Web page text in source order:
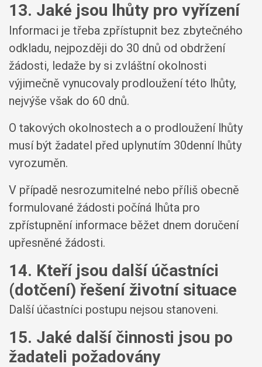
13. Jaké jsou lhůty pro vyřízení
Informaci je třeba zpřístupnit bez zbytečného
odkladu, nejpozději do 30 dnů od obdržení
žádosti, ledaže by si zvláštní okolnosti
výjimečně vynucovaly prodloužení této lhůty,
nejvýše však do 60 dnů.
O takových okolnostech a o prodloužení lhůty
musí být žadatel před uplynutím 30denní lhůty
vyrozuměn.
V případě nesrozumitelné nebo příliš obecně
formulované žádosti počíná lhůta pro
zpřístupnění informace běžet dnem doručení
upřesněné žádosti.
14. Kteří jsou další účastníci
(dotčení) řešení životní situace
Další účastníci postupu nejsou stanoveni.
15. Jaké další činnosti jsou po
žadateli požadovány